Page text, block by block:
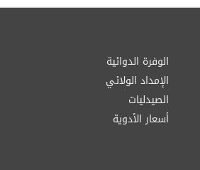
الوفرة الدوائية
الإمداد الولائي
الصيدليات
أسعار الأدوية